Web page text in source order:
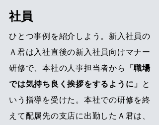
社員
ひとつ事例を紹介しよう。新入社員の
Ａ君は入社直後の新入社員向けマナー
研修で、本社の人事担当者から
「職場
では気持ち良く挨拶をするように」
と
いう指導を受けた。本社での研修を終
えて配属先の支店に出勤したＡ君は、